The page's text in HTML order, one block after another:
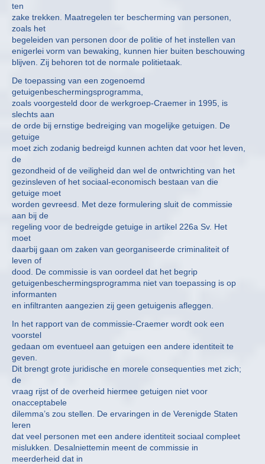
ten
zake trekken. Maatregelen ter bescherming van personen,
zoals het
begeleiden van personen door de politie of het instellen van
enigerlei vorm van bewaking, kunnen hier buiten beschouwing
blijven. Zij behoren tot de normale politietaak.
De toepassing van een zogenoemd
getuigenbeschermingsprogramma,
zoals voorgesteld door de werkgroep-Craemer in 1995, is
slechts aan
de orde bij ernstige bedreiging van mogelijke getuigen. De
getuige
moet zich zodanig bedreigd kunnen achten dat voor het leven,
de
gezondheid of de veiligheid dan wel de ontwrichting van het
gezinsleven of het sociaal-economisch bestaan van die
getuige moet
worden gevreesd. Met deze formulering sluit de commissie
aan bij de
regeling voor de bedreigde getuige in artikel 226a Sv. Het
moet
daarbij gaan om zaken van georganiseerde criminaliteit of
leven of
dood. De commissie is van oordeel dat het begrip
getuigenbeschermingsprogramma niet van toepassing is op
informanten
en infiltranten aangezien zij geen getuigenis afleggen.
In het rapport van de commissie-Craemer wordt ook een
voorstel
gedaan om eventueel aan getuigen een andere identiteit te
geven.
Dit brengt grote juridische en morele consequenties met zich;
de
vraag rijst of de overheid hiermee getuigen niet voor
onacceptabele
dilemma’s zou stellen. De ervaringen in de Verenigde Staten
leren
dat veel personen met een andere identiteit sociaal compleet
mislukken. Desalniettemin meent de commissie in
meerderheid dat in